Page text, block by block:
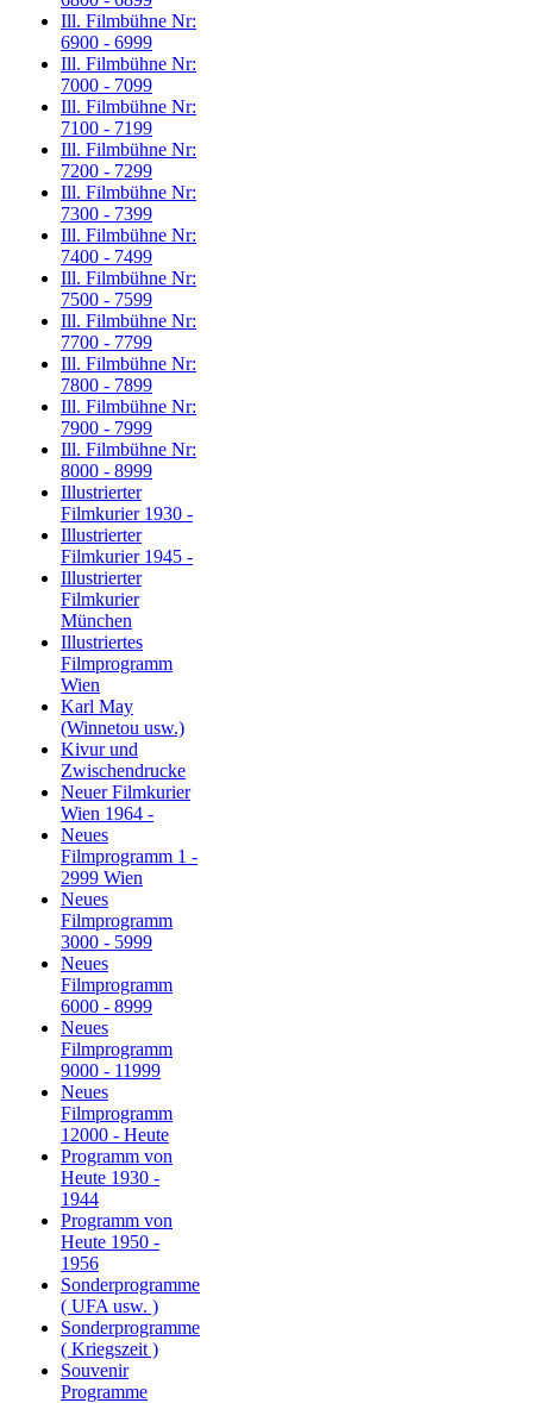
Ill. Filmbühne Nr:
6900 - 6999
Ill. Filmbühne Nr:
7000 - 7099
Ill. Filmbühne Nr:
7100 - 7199
Ill. Filmbühne Nr:
7200 - 7299
Ill. Filmbühne Nr:
7300 - 7399
Ill. Filmbühne Nr:
7400 - 7499
Ill. Filmbühne Nr:
7500 - 7599
Ill. Filmbühne Nr:
7700 - 7799
Ill. Filmbühne Nr:
7800 - 7899
Ill. Filmbühne Nr:
7900 - 7999
Ill. Filmbühne Nr:
8000 - 8999
Illustrierter
Filmkurier 1930 -
Illustrierter
Filmkurier 1945 -
Illustrierter
Filmkurier
München
Illustriertes
Filmprogramm
Wien
Karl May
(Winnetou usw.)
Kivur und
Zwischendrucke
Neuer Filmkurier
Wien 1964 -
Neues
Filmprogramm 1 -
2999 Wien
Neues
Filmprogramm
3000 - 5999
Neues
Filmprogramm
6000 - 8999
Neues
Filmprogramm
9000 - 11999
Neues
Filmprogramm
12000 - Heute
Programm von
Heute 1930 -
1944
Programm von
Heute 1950 -
1956
Sonderprogramme
( UFA usw. )
Sonderprogramme
( Kriegszeit )
Souvenir
Programme